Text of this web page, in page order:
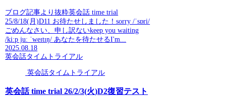
ブログ記事より抜粋英会話 time trial
25/8/18(月)D11 お待たせしました！sorry /ˈsɒri/
ごめんなさい、申し訳ないkeep you waiting
/kiːp juː ˈweɪtɪŋ/ あなたを待たせるI'm...
2025.08.18
英会話タイムトライアル
英会話タイムトライアル
英会話 time trial 26/2/3(火)D2復習テスト